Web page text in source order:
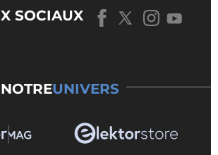
SOCIAUX
NOTREUNIVERS